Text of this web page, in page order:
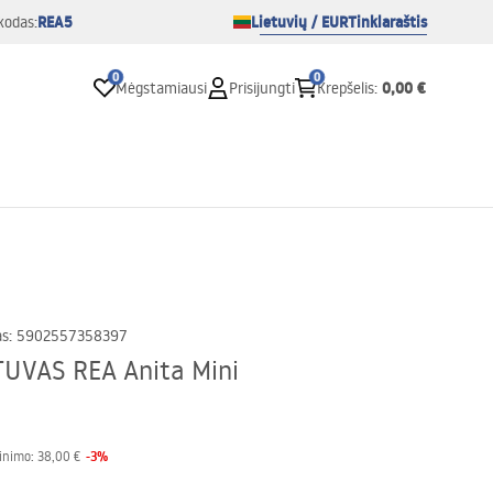
REA5 Lietuvių / EURTinklaraštis
0
Mėgstamiausi Prisijungti
0
Krepšelis: 0,00 €
: 5902557358397
REA Anita Mini
38,00 € -3%